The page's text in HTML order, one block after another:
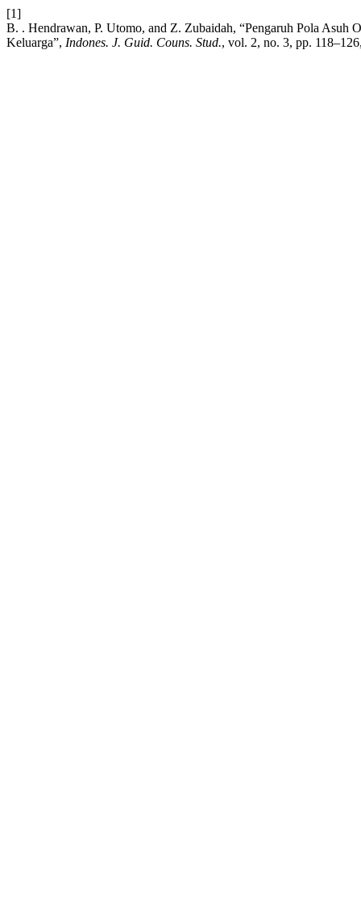
[1]
B. . Hendrawan, P. Utomo, and Z. Zubaidah, “Pengaruh Pola
Keluarga”, Indones. J. Guid. Couns. Stud., vol. 2, no. 3, pp.